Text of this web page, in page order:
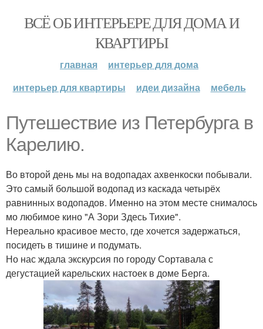
ВСЁ ОБ ИНТЕРЬЕРЕ ДЛЯ ДОМА И
КВАРТИРЫ
главная
интерьер для дома
интерьер для квартиры
идеи дизайна мебель
Путешествие из Петербурга в
Карелию.
Во второй день мы на водопадах ахвенкоски побывали.
Это самый большой водопад из каскада четырёх
равнинных водопадов. Именно на этом месте снималось
мо любимое кино "А Зори Здесь Тихие".
Нереально красивое место, где хочется задержаться,
посидеть в тишине и подумать.
Но нас ждала экскурсия по городу Сортавала с
дегустацией карельских настоек в доме Берга.